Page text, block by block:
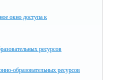
окно доступа к
ресурсов
образовательных ресурсов